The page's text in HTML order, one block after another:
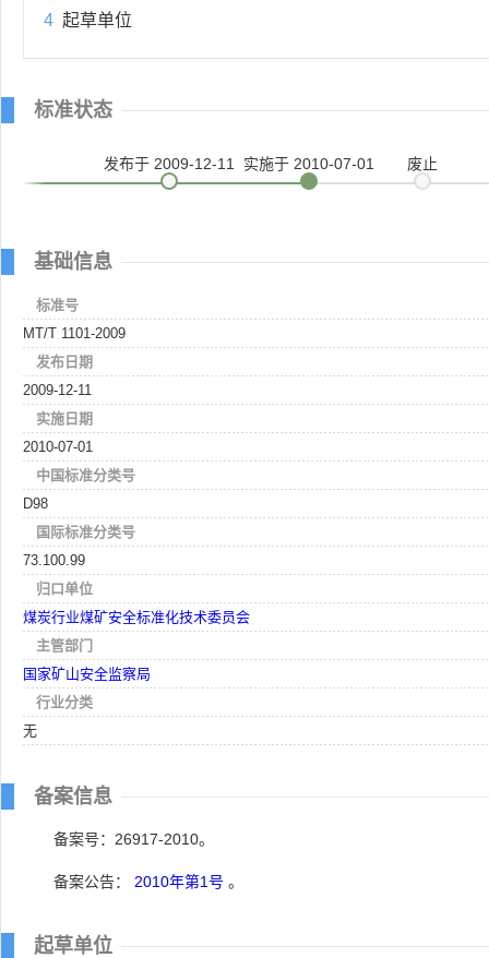
4 起草单位
标准状态
发布于 2009-12-11 实施于 2010-07-01 废止
基础信息
标准号
MT/T 1101-2009
发布日期
2009-12-11
实施日期
2010-07-01
中国标准分类号
D98
国际标准分类号
73.100.99
归口单位
煤炭行业煤矿安全标准化技术委员会
主管部门
国家矿山安全监察局
行业分类
无
备案信息
备案号：26917-2010。
备案公告： 2010年第1号 。
起草单位